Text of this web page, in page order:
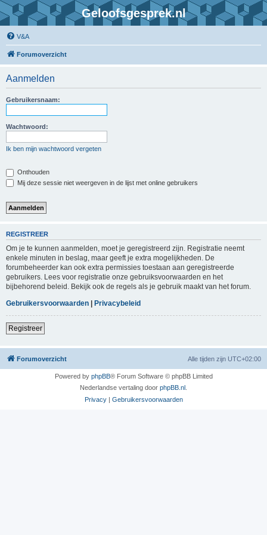
Geloofsgesprek.nl
V&A
Forumoverzicht
Aanmelden
Gebruikersnaam:
Wachtwoord:
Ik ben mijn wachtwoord vergeten
Onthouden
Mij deze sessie niet weergeven in de lijst met online gebruikers
REGISTREER
Om je te kunnen aanmelden, moet je geregistreerd zijn. Registratie neemt
enkele minuten in beslag, maar geeft je extra mogelijkheden. De
forumbeheerder kan ook extra permissies toestaan aan geregistreerde
gebruikers. Lees voor registratie onze gebruiksvoorwaarden en het
bijbehorend beleid. Bekijk ook de regels als je gebruik maakt van het forum.
Gebruikersvoorwaarden | Privacybeleid
Registreer
Forumoverzicht Alle tijden zijn UTC+02:00
Powered by phpBB® Forum Software © phpBB Limited
Nederlandse vertaling door phpBB.nl
Privacy| Gebruikersvoorwaarden